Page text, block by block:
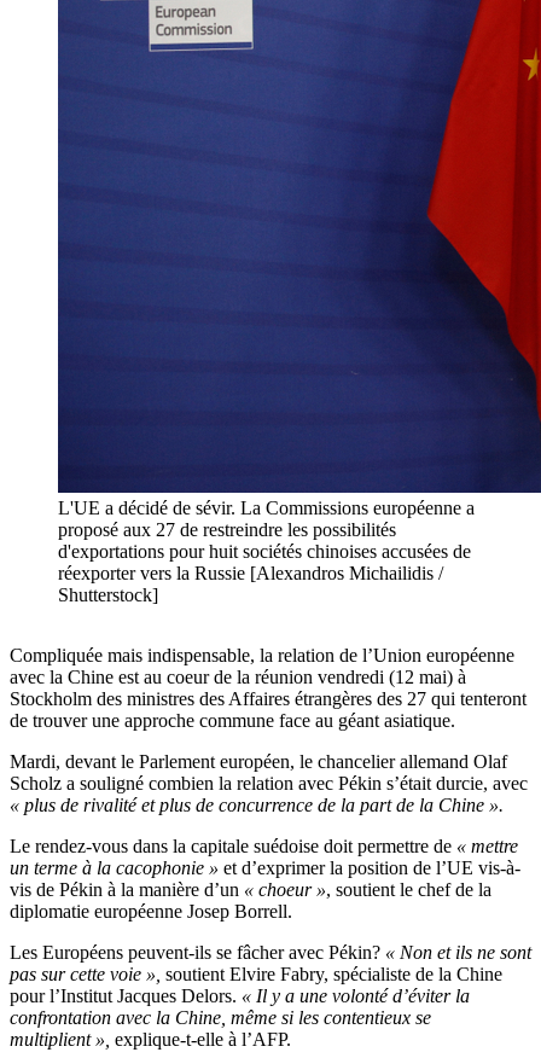
L'UE a décidé de sévir. La Commissions européenne a
proposé aux 27 de restreindre les possibilités
d'exportations pour huit sociétés chinoises accusées de
réexporter vers la Russie [Alexandros Michailidis /
Shutterstock]
Compliquée mais indispensable, la relation de l’Union européenne
avec la Chine est au coeur de la réunion vendredi (12 mai) à
Stockholm des ministres des Affaires étrangères des 27 qui tenteront
de trouver une approche commune face au géant asiatique.
Mardi, devant le Parlement européen, le chancelier allemand Olaf
Scholz a souligné combien la relation avec Pékin s’était durcie, avec
« plus de rivalité et plus de concurrence de la part de la Chine ».
Le rendez-vous dans la capitale suédoise doit permettre de « mettre
un terme à la cacophonie » et d’exprimer la position de l’UE vis-à-
vis de Pékin à la manière d’un « choeur », soutient le chef de la
diplomatie européenne Josep Borrell.
Les Européens peuvent-ils se fâcher avec Pékin? « Non et ils ne sont
pas sur cette voie », soutient Elvire Fabry, spécialiste de la Chine
pour l’Institut Jacques Delors. « Il y a une volonté d’éviter la
confrontation avec la Chine, même si les contentieux se
multiplient », explique-t-elle à l’AFP.